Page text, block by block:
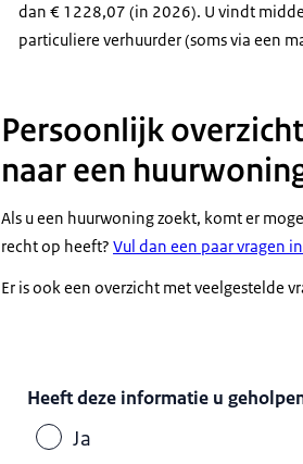
dan € 1228,07 (in 2026). U vindt
particuliere verhuurder (soms via een
Persoonlijk
naar een
Als u een huurwoning zoekt, komt er
recht op heeft? Vul dan een paar vragen
Er is ook een overzicht met veelgestelde
Heeft deze informatie u
Ja